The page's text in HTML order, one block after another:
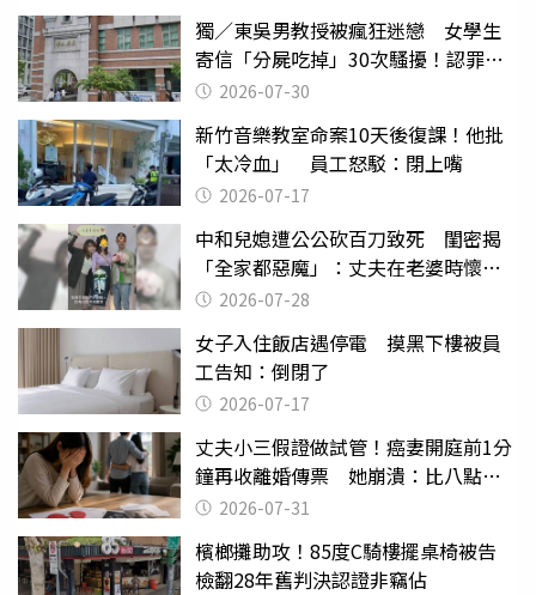
獨／東吳男教授被瘋狂迷戀 女學生
寄信「分屍吃掉」30次騷擾！認罪免
關 2026-07-30
新竹音樂教室命案10天後復課！他批
「太冷血」 員工怒駁：閉上嘴
2026-07-17
中和兒媳遭公公砍百刀致死 閨密揭
「全家都惡魔」：丈夫在老婆時懷孕
摔東西
2026-07-28
女子入住飯店遇停電 摸黑下樓被員
工告知：倒閉了
2026-07-17
丈夫小三假證做試管！癌妻開庭前1分
鐘再收離婚傳票 她崩潰：比八點檔
還扯2026-07-31
檳榔攤助攻！85度C騎樓擺桌椅被告
檢翻28年舊判決認證非竊佔